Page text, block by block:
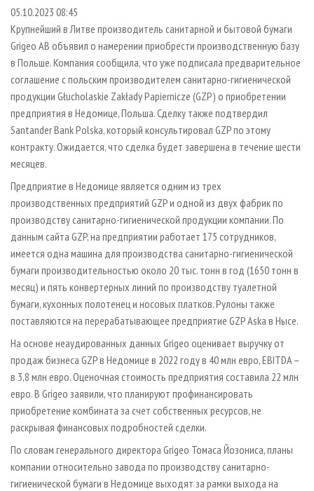
СУШКА ДРЕВЕСИНЫ
ПРОИЗВОДСТВО ДРЕВЕСНЫХ ПЛИТ
ДЕРЕВЯННОЕ ДОМОСТРОЕНИЕ
ПРОИЗВОДСТВО МЕБЕЛИ
БИОЭНЕРГЕТИКА
ЦБП
ИНСТРУМЕНТ И МАТЕРИАЛЫ
ПЕРСОНЫ
МОБИЛЬНЫЕ ВЫСТАВКИ
ОФИЦИАЛЬНЫЕ ДЕЛЕГАЦИИ
ПРИОРИТЕТНЫЕ ИНВЕСТПРОЕКТЫ
RUSSIAN FORESTRY REVIEW
ГАЗЕТА ЛЕСПРОМФОРУМ
БИБЛИОТЕКА СПЕЦИАЛИСТА
КОНТАКТЫ
РЕКЛАМА
РЕКЛАМА НА САЙТЕ
05.10.2023 08:45
Крупнейший в Литве производитель санитарной и бытовой бумаги
Grigeo AB объявил о намерении приобрести производственную базу
в Польше. Компания сообщила, что уже подписала предварительное
соглашение с польским производителем санитарно-гигиенической
продукции Głucholaskie Zakłady Papiernicze (GZP) о приобретении
предприятия в Недомице, Польша. Сделку также подтвердил
Santander Bank Polska, который консультировал GZP по этому
контракту. Ожидается, что сделка будет завершена в течение шести
месяцев.
Предприятие в Недомице является одним из трех
производственных предприятий GZP и одной из двух фабрик по
производству санитарно-гигиенической продукции компании. По
данным сайта GZP, на предприятии работает 175 сотрудников,
имеется одна машина для производства санитарно-гигиенической
бумаги производительностью около 20 тыс. тонн в год (1650 тонн в
месяц) и пять конвертерных линий по производству туалетной
бумаги, кухонных полотенец и носовых платков. Рулоны также
поставляются на перерабатывающее предприятие GZP Aska в Нысе.
На основе неаудированных данных Grigeo оценивает выручку от
продаж бизнеса GZP в Недомице в 2022 году в 40 млн евро, EBITDA –
в 3,8 млн евро. Оценочная стоимость предприятия составила 22 млн
евро. В Grigeo заявили, что планируют профинансировать
приобретение комбината за счет собственных ресурсов, не
раскрывая финансовых подробностей сделки.
По словам генерального директора Grigeo Томаса Йозониса, планы
компании относительно завода по производству санитарно-
гигиенической бумаги в Недомице выходят за рамки выхода на